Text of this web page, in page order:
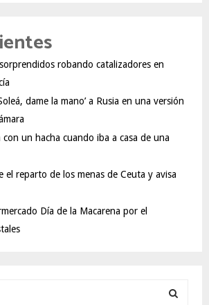
robando catalizadores en
dame la mano’ a Rusia en una versión
un hacha cuando iba a casa de una
el reparto de los menas de Ceuta y avisa
Día de la Macarena por el